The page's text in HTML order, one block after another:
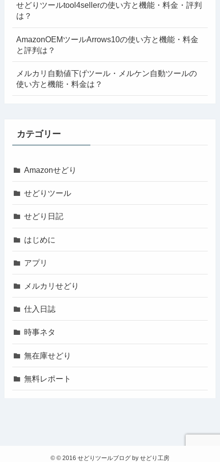
せどりツールtool4sellerの使い方と機能・料金・評判
は？
AmazonOEMツールArrows10の使い方と機能・料金
と評判は？
メルカリ自動値下げツール・メルケン自動ツールの
使い方と機能・料金は？
カテゴリー
Amazonせどり
せどりツール
せどり日記
はじめに
アプリ
メルカリせどり
仕入日誌
時事ネタ
無在庫せどり
無料レポート
© © 2016 せどりツールブログ by せどり工房